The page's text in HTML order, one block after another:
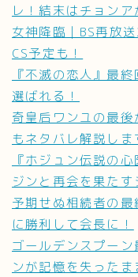
レ！結末はチョンア
女神降臨｜BS再放
CS予定も！
『不滅の恋人』最
選ばれる！
奇皇后ワンユの最
もネタバレ解説しま
『ホジュン伝説の
ジンと再会を果たす
予期せぬ相続者の
に勝利して会長に！
ゴールデンスプー
ンが記憶を失ったま